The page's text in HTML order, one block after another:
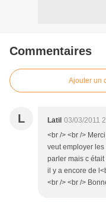
Commentaires
Ajouter un
L Latil 03/03/2011
<br /> <br />
veut employer
parler mais c
il y a encore de
<br /> <br />